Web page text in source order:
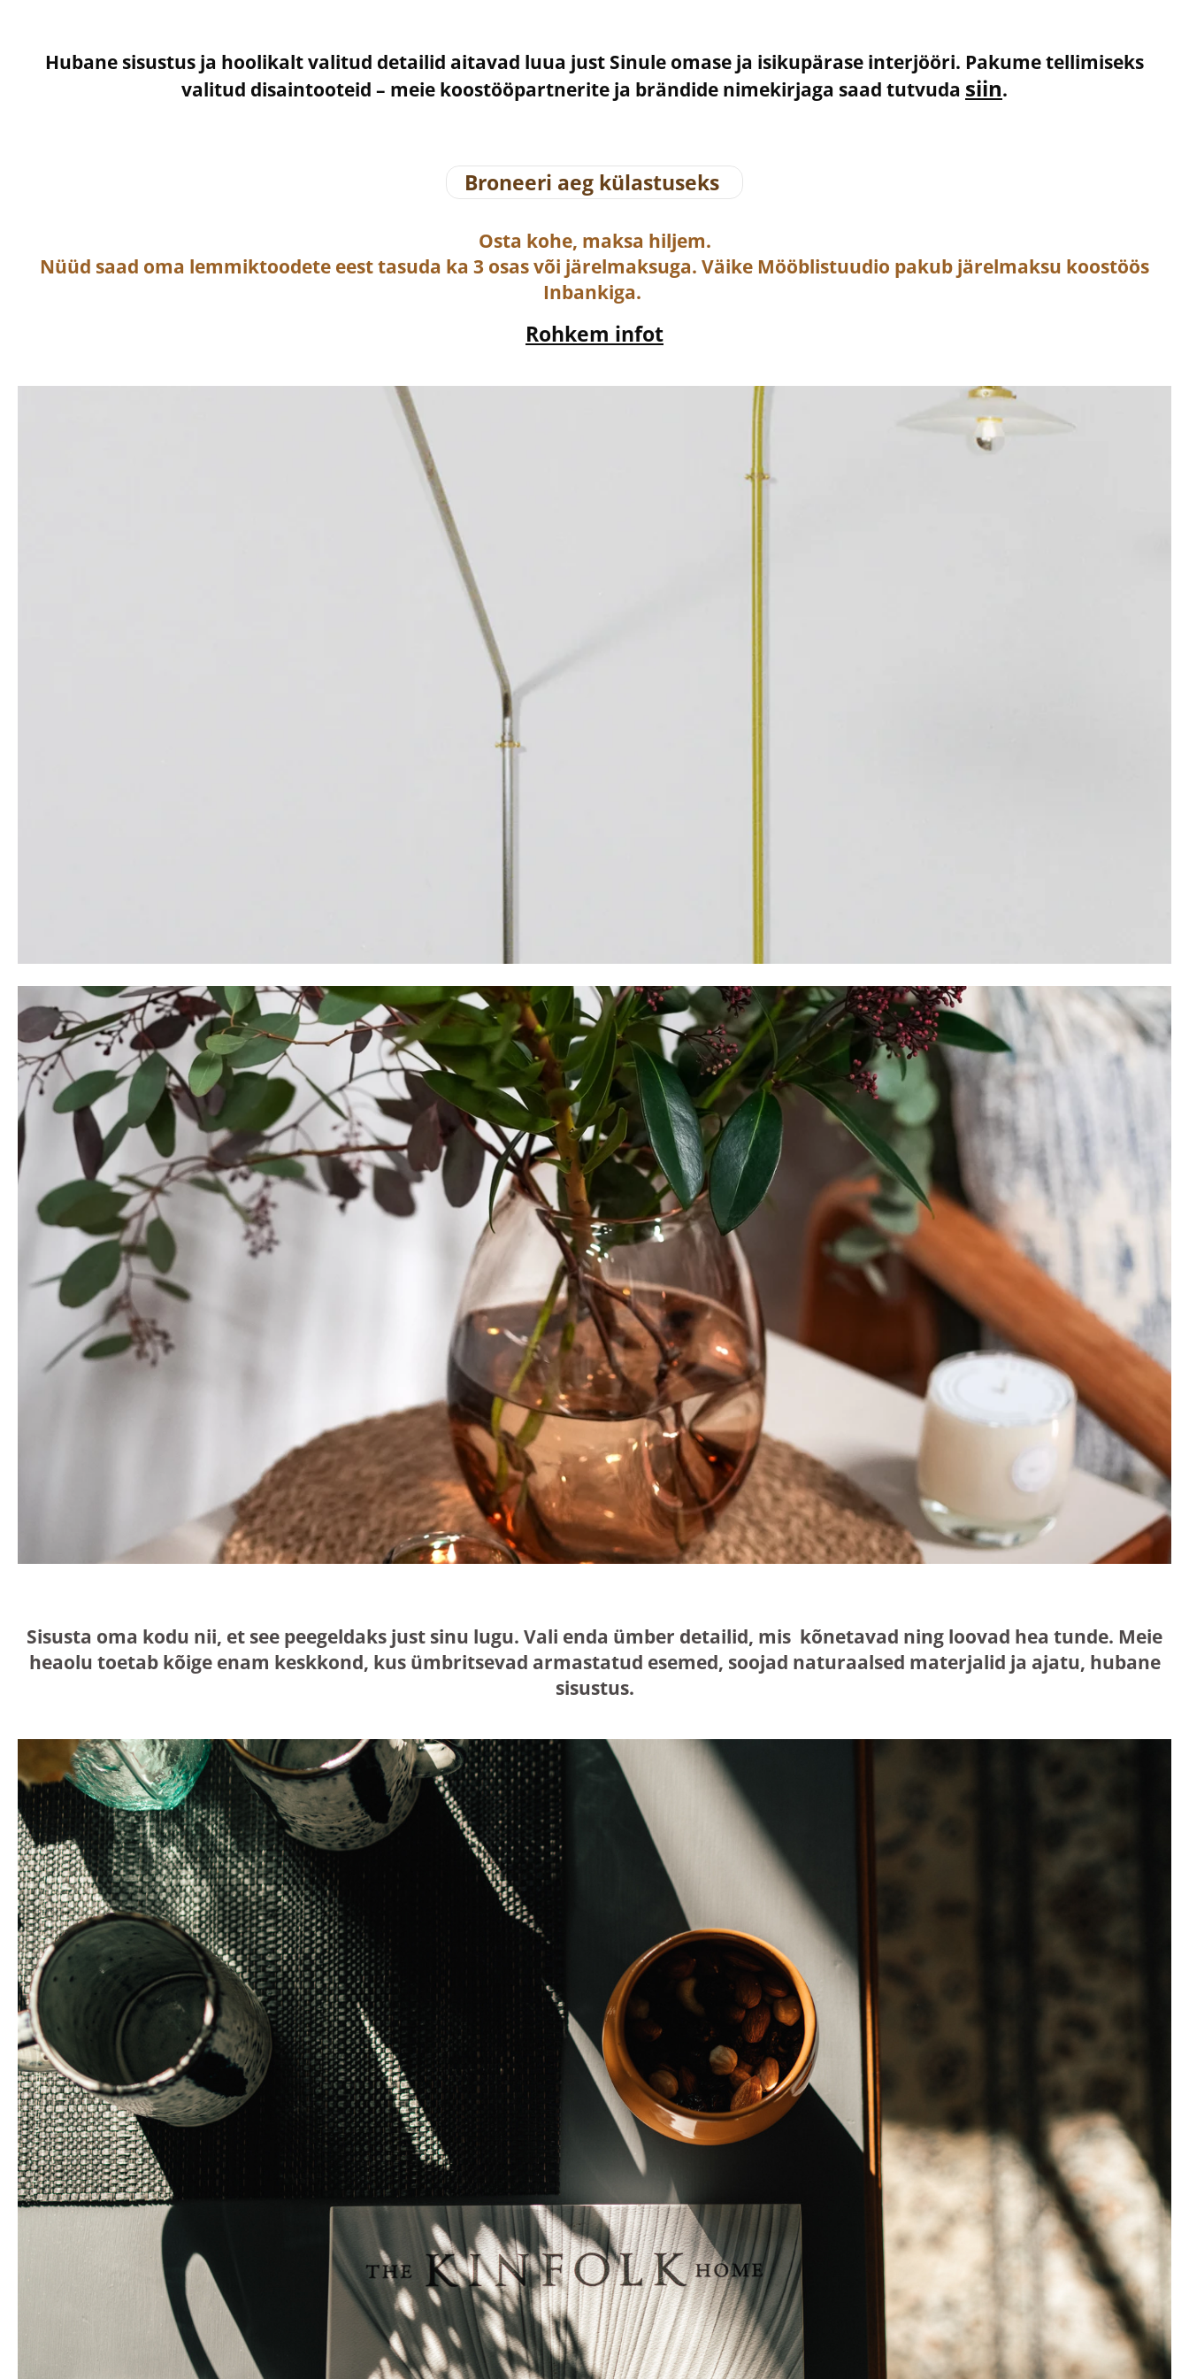
Hubane sisustus ja hoolikalt valitud detailid aitavad luua just Sinule omase ja isikupärase interjööri. Pakume tellimiseks
valitud disaintooteid – meie koostööpartnerite ja brändide nimekirjaga saad tutvuda siin.
Broneeri aeg külastuseks
Osta kohe, maksa hiljem.
Nüüd saad oma lemmiktoodete eest tasuda ka 3 osas või järelmaksuga. Väike Mööblistuudio pakub järelmaksu koostöös
Inbankiga.
Rohkem infot
Sisusta oma kodu nii, et see peegeldaks just sinu lugu. Vali enda ümber detailid, mis kõnetavad ning loovad hea tunde. Meie
heaolu toetab kõige enam keskkond, kus ümbritsevad armastatud esemed, soojad naturaalsed materjalid ja ajatu, hubane
sisustus.